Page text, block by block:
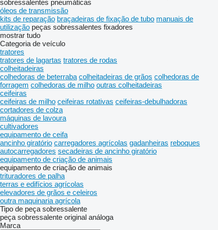
sobressalentes pneumáticas
óleos de transmissão
kits de reparação braçadeiras de fixação de tubo manuais de
utilização peças sobressalentes fixadores
mostrar tudo
Categoria de veículo
tratores
tratores de lagartas tratores de rodas
colheitadeiras
colhedoras de beterraba colheitadeiras de grãos colhedoras de
forragem colhedoras de milho outras colheitadeiras
ceifeiras
ceifeiras de milho ceifeiras rotativas ceifeiras-debulhadoras
cortadores de colza
máquinas de lavoura
cultivadores
equipamento de ceifa
ancinho giratório carregadores agrícolas gadanheiras reboques
autocarregadores secadeiras de ancinho giratório
equipamento de criação de animais
equipamento de criação de animais
trituradores de palha
terras e edifícios agrícolas
elevadores de grãos e celeiros
outra maquinaria agrícola
Tipo de peça sobressalente
peça sobressalente original análoga
Marca